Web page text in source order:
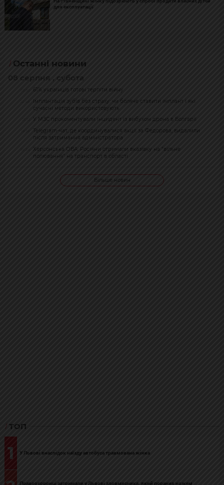
для експлуатації
Останні новини
08 серпня , субота
61% українців готові терпіти війну
Імплантація зубів без страху: чи боляче ставити імплант і які
сучасні методи використовують
У МЗС прокоментували інцидент із вибухом дрона в Болгарії
Telegram-чат, де координувалися акції за Федорова, видалили
після затримання адміністратора
Херсонська ОВА: Росіяни отримали вказівку на "вільне
полювання" на транспорт в області
Більше новин
ТОП
1 У Львові внаслідок наїзду автобуса травмована жінка
Правоохоронці затримали у Львові зловмисника, який поранив ножем